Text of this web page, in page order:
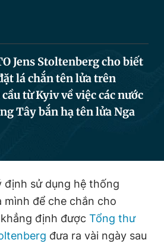
Liên hệ quảng cáo
Jens Stoltenberg cho biết
lá chắn tên lửa trên
từ Kyiv về việc các nước
Tây bắn hạ tên lửa Nga
định sử dụng hệ thống
mình để che chắn cho
định được Tổng thư
đưa ra vài ngày sau